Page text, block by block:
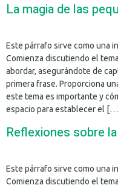
La magia de las
Este párrafo sirve como una
Comienza discutiendo el
abordar, asegurándote de
primera frase. Proporciona
este tema es importante y
espacio para establecer el
Reflexiones sobre
Este párrafo sirve como una
Comienza discutiendo el